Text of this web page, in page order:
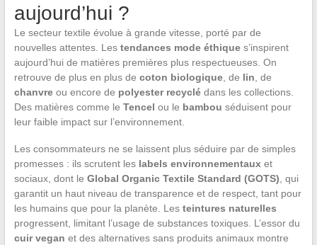
aujourd’hui ?
Le secteur textile évolue à grande vitesse, porté par de
nouvelles attentes. Les tendances mode éthiques’inspirent
aujourd’hui de matières premières plus respectueuses. On
retrouve de plus en plus de coton biologique, de lin , de
chanvreou encore de polyester recyclédans les collections.
Des matières comme le Tencel ou le bambou séduisent pour
leur faible impact sur l’environnement.
Les consommateurs ne se laissent plus séduire par de simples
promesses : ils scrutent les labels environnementauxet
sociaux, dont le Global Organic Textile Standard (GOTS) , qui
garantit un haut niveau de transparence et de respect, tant pour
les humains que pour la planète. Les teintures naturelles
progressent, limitant l’usage de substances toxiques. L’essor du
cuir vegan et des alternatives sans produits animaux montre